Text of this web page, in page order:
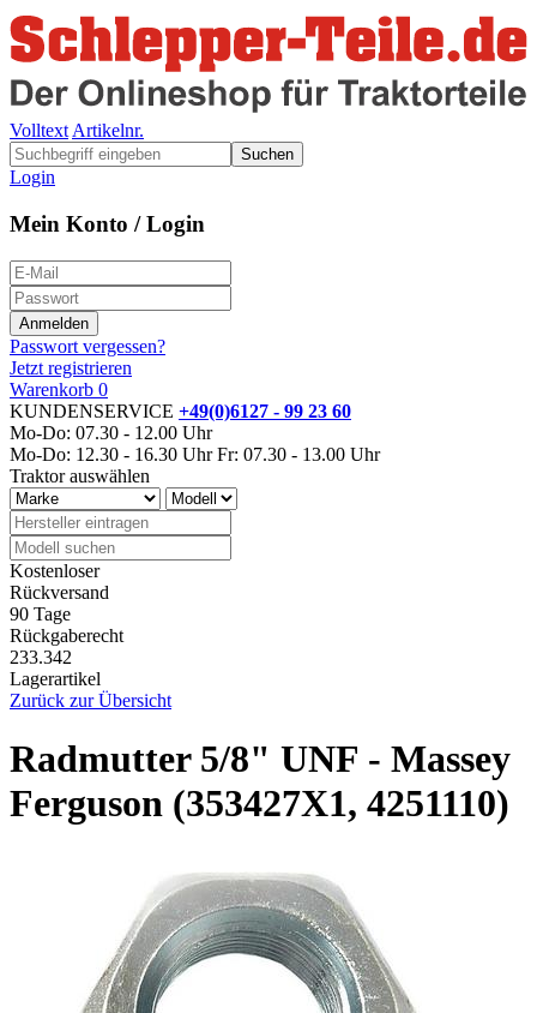
Volltext Artikelnr.
Suchen
Login
Mein Konto / Login
Passwort vergessen?
Jetzt registrieren
Warenkorb 0
KUNDENSERVICE +49(0)6127 - 99 23 60
Mo-Do: 07.30 - 12.00 Uhr
Mo-Do: 12.30 - 16.30 Uhr Fr: 07.30 - 13.00 Uhr
Traktor auswählen
Kostenloser
Rückversand
90 Tage
Rückgaberecht
233.342
Lagerartikel
Zurück zur Übersicht
Radmutter 5/8" UNF - Massey
Ferguson (353427X1, 4251110)